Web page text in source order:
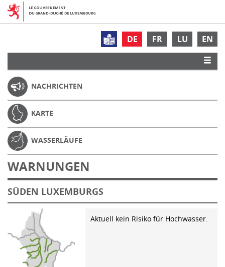
DE FR LU EN
NACHRICHTEN
KARTE
WASSERLÄUFE
WARNUNGEN
SÜDEN LUXEMBURGS
Aktuell kein Risiko für Hochwasser.